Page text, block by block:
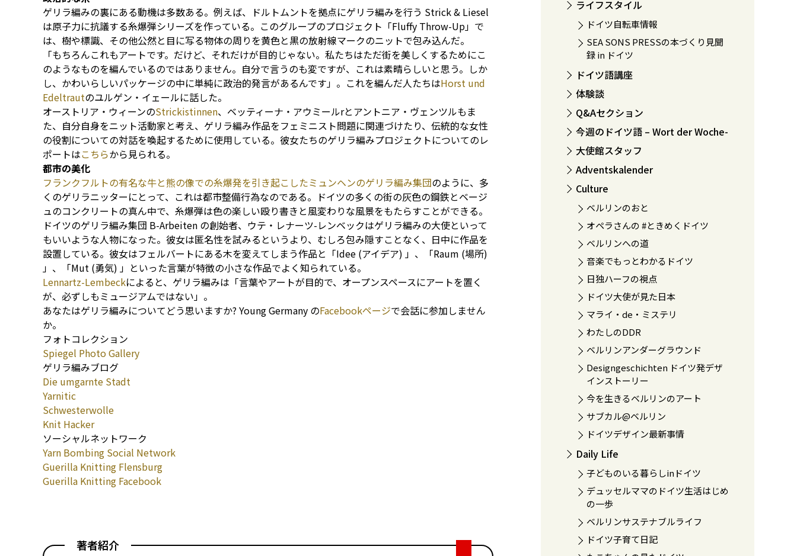
ゲリラ編みの裏にある動機は多数ある。例えば、ドルトムントを拠点にゲリラ編みを行う Strick & Liesel
は原子力に抗議する糸爆弾シリーズを作っている。このグループのプロジェクト「Fluffy Throw-Up」で
は、樹や標識、その他公然と目に写る物体の周りを黄色と黒の放射線マークのニットで包み込んだ。
「もちろんこれもアートです。だけど、それだけが目的じゃない。私たちはただ街を美しくするためにこ
のようなものを編んでいるのではありません。自分で言うのも変ですが、これは素晴らしいと思う。しか
し、かわいらしいパッケージの中に単純に政治的発言があるんです」。これを編んだ人たちはHorst und
Edeltrautのユルゲン・イェールに話した。
オーストリア・ウィーンのStrickistinnen、ベッティーナ・アウミールrとアントニア・ヴェンツルもま
た、自分自身をニット活動家と考え、ゲリラ編み作品をフェミニスト問題に関連づけたり、伝統的な女性
の役割についての対話を喚起するために使用している。彼女たちのゲリラ編みプロジェクトについてのレ
ポートはこちらから見られる。
都市の美化
フランクフルトの有名な牛と熊の像での糸爆発を引き起こしたミュンヘンのゲリラ編み集団のように、多
くのゲリラニッターにとって、これは都市整備行為なのである。ドイツの多くの街の灰色の鋼鉄とベージ
ュのコンクリートの真ん中で、糸爆弾は色の楽しい殴り書きと風変わりな風景をもたらすことができる。
ドイツのゲリラ編み集団 B-Arbeiten の創始者、ウテ・レナーツ-レンベックはゲリラ編みの大使といって
もいいような人物になった。彼女は匿名性を試みるというより、むしろ包み隠すことなく、日中に作品を
設置している。彼女はフェルバートにある木を変えてしまう作品と「Idee (アイデア) 」、「Raum (場所)
」、「Mut (勇気) 」といった言葉が特徴の小さな作品でよく知られている。
Lennartz-Lembeckによると、ゲリラ編みは「言葉やアートが目的で、オープンスペースにアートを置く
が、必ずしもミュージアムではない」。
あなたはゲリラ編みについてどう思いますか? Young Germany のFacebookページで会話に参加しません
か。
フォトコレクション
Spiegel Photo Gallery
ゲリラ編みブログ
Die umgarnte Stadt
Yarnitic
Schwesterwolle
Knit Hacker
ソーシャルネットワーク
Yarn Bombing Social Network
Guerilla Knitting Flensburg
Guerilla Knitting Facebook
著者紹介
ライフスタイル
ドイツ自転車情報
SEA SONS PRESSの本づくり見聞
録 in ドイツ
ドイツ語講座
体験談
Q&Aセクション
今週のドイツ語 – Wort der Woche-
大使館スタッフ
Adventskalender
Culture
ベルリンのおと
オペラさんの #ときめくドイツ
ベルリンへの道
音楽でもっとわかるドイツ
日独ハーフの視点
ドイツ大使が見た日本
マライ・de・ミステリ
わたしのDDR
ベルリンアンダーグラウンド
Designgeschichten ドイツ発デザ
インストーリー
今を生きるベルリンのアート
サブカル@ベルリン
ドイツデザイン最新事情
Daily Life
子どものいる暮らしinドイツ
デュッセルママのドイツ生活はじめ
の一歩
ベルリンサステナブルライフ
ドイツ子育て日記